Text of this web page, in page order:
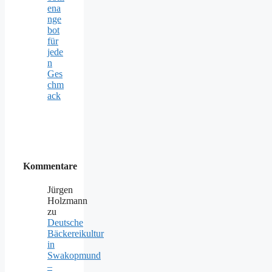
ena
nge
bot
für
jede
n
Ges
chm
ack
Kommentare
Jürgen
Holzmann
zu
Deutsche
Bäckereikultur
in
Swakopmund
–